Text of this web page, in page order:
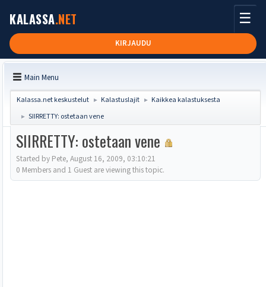
KALASSA.NET
KIRJAUDU
☰
Main Menu
Kalassa.net keskustelut ► Kalastuslajit ► Kaikkea kalastuksesta
► SIIRRETTY: ostetaan vene
SIIRRETTY: ostetaan vene
Started by Pete, August 16, 2009, 03:10:21
0 Members and 1 Guest are viewing this topic.